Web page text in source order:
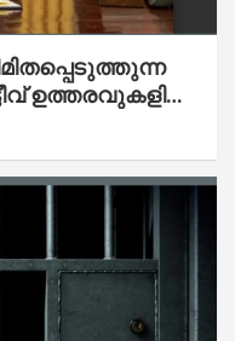
ഉത്തരവുകളിൽ